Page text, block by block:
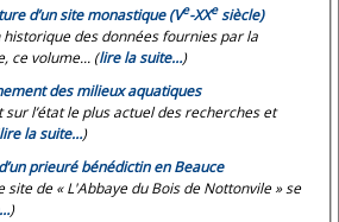
d’un site monastique (Ve-XXesiècle)
des données fournies par la
ce volume... (lire la suite…)
des milieux aquatiques
l’état le plus actuel des recherches et
lire la suite…)
prieuré bénédictin en Beauce
site de « L'Abbaye du Bois de Nottonvile » se
)